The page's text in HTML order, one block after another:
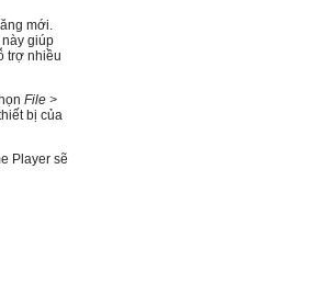
mới.
giúp
trợ nhiều
File >
bị của
Player sẽ